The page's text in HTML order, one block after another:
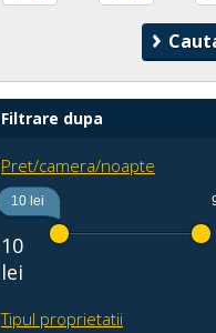
Filtrare dupa
Pret/camera/noapte
10
lei
10 lei
Tipul proprietatii